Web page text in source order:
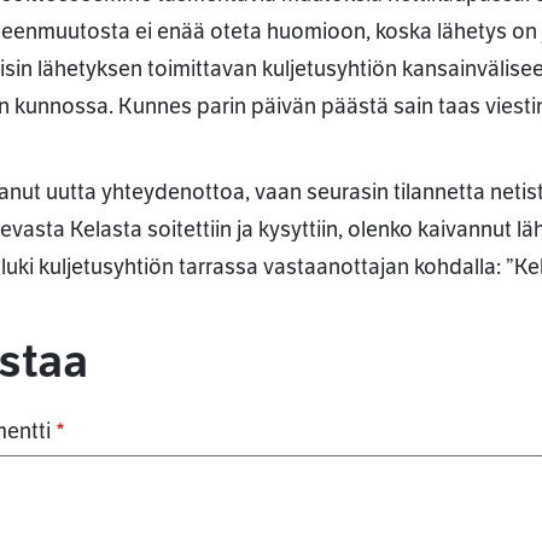
ei enää oteta huomioon, koska lähetys
lähetyksen toimittavan kuljetusyhtiön
kunnossa. Kunnes parin päivän päästä sain taas
uutta yhteydenottoa, vaan seurasin tilannetta
Kelasta soitettiin ja kysyttiin, olenko kaivannut
kuljetusyhtiön tarrassa vastaanottajan kohdalla:
*